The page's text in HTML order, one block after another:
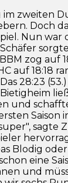
im zweiten
Doch
Nun war
zog auf
auf 18:18
28:23
und
Saison
sagte
Blodig oder
eine
und